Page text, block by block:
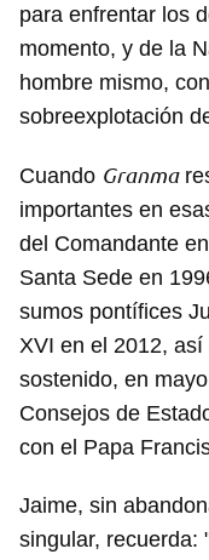
para enfrentar los
momento, y de la
hombre mismo,
sobreexplotación
Cuando Granma
importantes en
del Comandante
Santa Sede en
sumos pontífices
XVI en el 2012,
sostenido, en
Consejos de
con el Papa
Jaime, sin
singular, recuerda: